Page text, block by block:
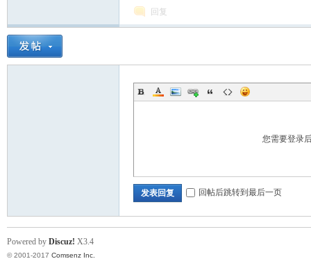
回复
您需要登录
发表回复 回帖后跳转到最后一页
Powered by Discuz! X3.4
© 2001-2017 Comsenz Inc.